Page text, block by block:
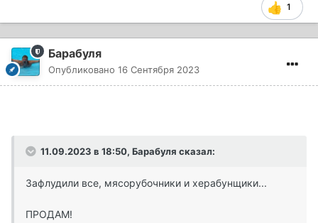
1
Барабуля
Опубликовано 16 Сентября 2023
11.09.2023 в 18:50, Барабуля сказал:
Зафлудили все, мясорубочники и херабунщики...
ПРОДАМ!